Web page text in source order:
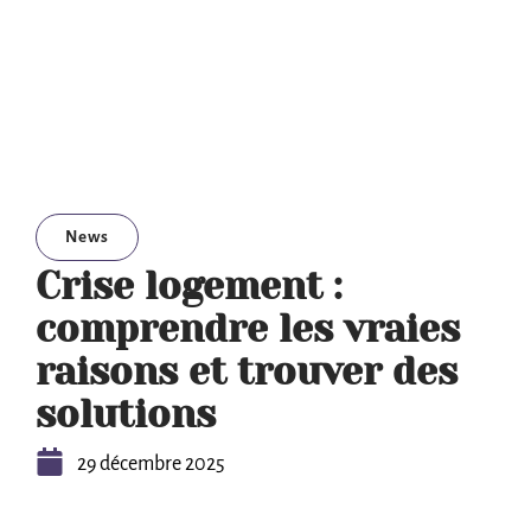
News
Crise logement :
comprendre les vraies
raisons et trouver des
solutions
29 décembre 2025